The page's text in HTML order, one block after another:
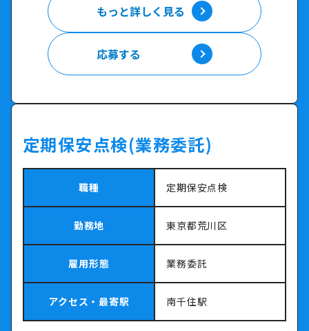
もっと詳しく見る
応募する
定期保安点検(業務委託)
職種 定期保安点検
勤務地 東京都荒川区
雇用形態 業務委託
アクセス・最寄駅 南千住駅